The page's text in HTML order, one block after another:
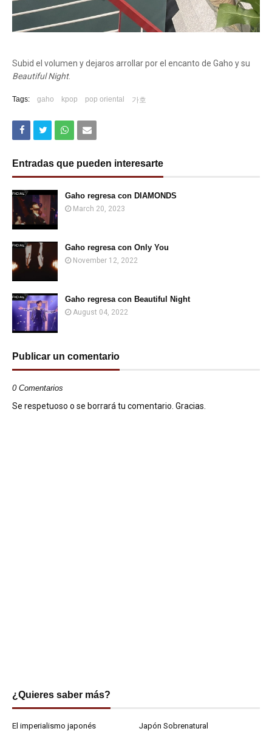
Subid el volumen y dejaros arrollar por el encanto de Gaho y su
Beautiful Night.
Tags: gaho kpop pop oriental 가호
Entradas que pueden interesarte
Gaho regresa con DIAMONDS
March 20, 2023
Gaho regresa con Only You
November 12, 2022
Gaho regresa con Beautiful Night
August 04, 2022
Publicar un comentario
0 Comentarios
Se respetuoso o se borrará tu comentario. Gracias.
¿Quieres saber más?
El imperialismo japonés
Japón Sobrenatural